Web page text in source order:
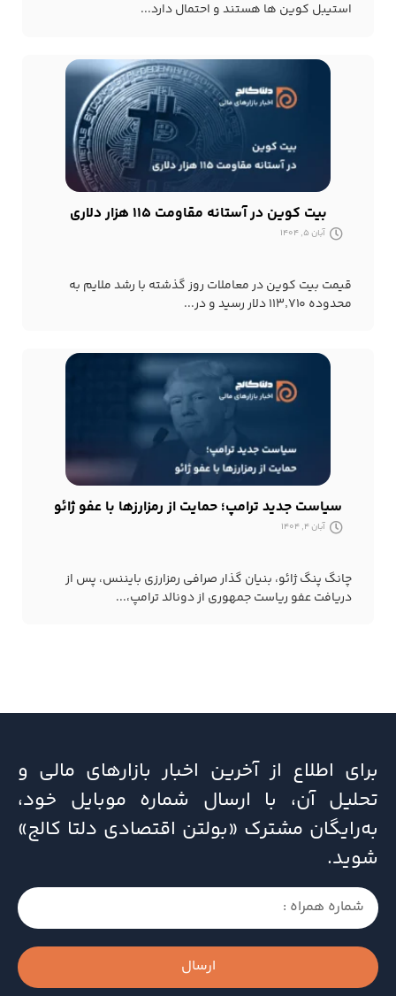
استیبل کوین ها هستند و احتمال دارد...
بیت کوین در آستانه مقاومت ۱۱۵ هزار دلاری
آبان 5, 1404
قیمت بیت کوین در معاملات روز گذشته با رشد ملایم به
محدوده ۱۱۳٬۷۱۰ دلار رسید و در...
سیاست جدید ترامپ؛ حمایت از رمزارزها با عفو ژائو
آبان 4, 1404
چانگ پنگ ژائو، بنیان گذار صرافی رمزارزی بایننس، پس از
دریافت عفو ریاست جمهوری از دونالد ترامپ،...
برای اطلاع از آخرین اخبار بازارهای مالی و
تحلیل آن، با ارسال شماره موبایل خود،
به‌رایگان مشترک «بولتن اقتصادی دلتا کالج»
شوید.
ارسال